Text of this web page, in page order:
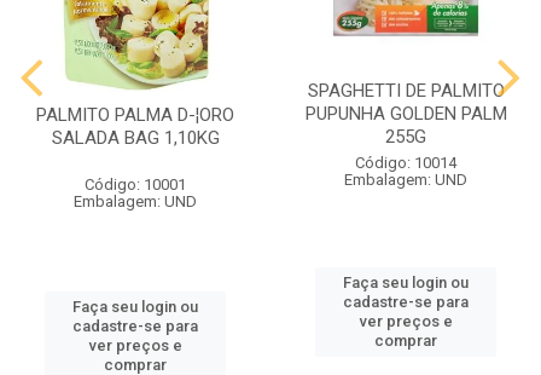
PALMITO PALMA D-¦ORO
SALADA BAG 1,10KG
Código: 10001
Embalagem: UND
Faça seu login ou
cadastre-se para
ver preços e
comprar
SPAGHETTI DE PALMITO
PUPUNHA GOLDEN PALM
255G
Código: 10014
Embalagem: UND
Faça seu login ou
cadastre-se para
ver preços e
comprar